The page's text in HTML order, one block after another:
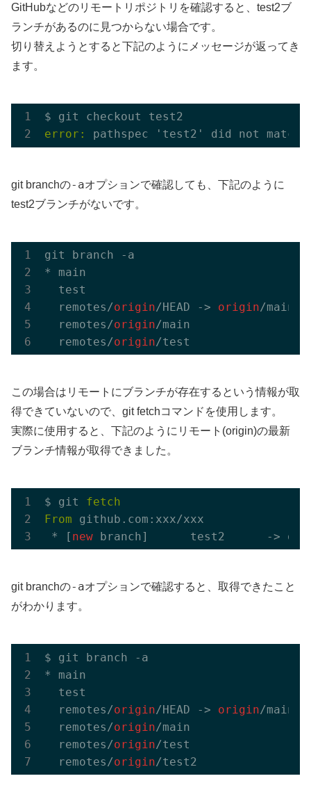
GitHubなどのリモートリポジトリを確認すると、test2ブ
ランチがあるのに見つからない場合です。
切り替えようとすると下記のようにメッセージが返ってき
ます。
error:
git branchの-aオプションで確認しても、下記のように
test2ブランチがないです。
git branch -a
* main
  test
  remotes/
origin/HEAD -> origin/main
  remotes/
origin/main
  remotes/
origin
この場合はリモートにブランチが存在するという情報が取
得できていないので、git fetchコマンドを使用します。
実際に使用すると、下記のようにリモート(origin)の最新
ブランチ情報が取得できました。
$ git fetch
From github.com:xxx/xxx
* [ new
git branchの-aオプションで確認すると、取得できたこと
がわかります。
$ git branch -a
* main
  test
  remotes/
origin/HEAD -> origin/main
  remotes/
origin/main
  remotes/
origin/test
  remotes/
origin